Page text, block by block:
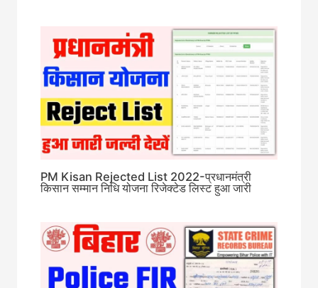
PM Kisan Rejected List 2022-प्रधानमंत्री
किसान सम्मान निधि योजना रिजेक्टेड लिस्ट हुआ जारी